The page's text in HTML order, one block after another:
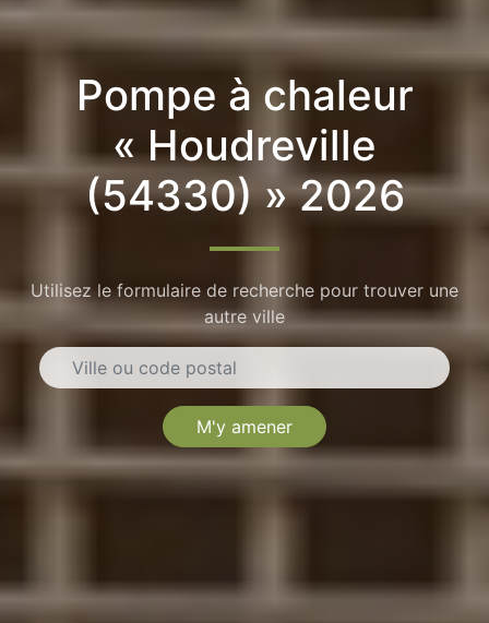
Pompe à chaleur
« Houdreville
(54330) » 2026
Utilisez le formulaire de recherche pour trouver une
autre ville
M'y amener